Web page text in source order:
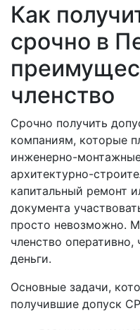
Как
срочно в
членство
Срочно получить
компаниям, которые
инженерно-
архитектурно-
капитальный ремонт
документа
просто невозможно.
членство
деньги.
Основные задачи,
получившие допуск